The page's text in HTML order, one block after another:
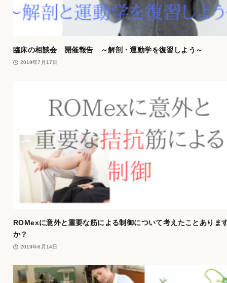
臨床の相談会 開催報告 ～解剖・運動学を復習しよう～
2019年7月17日
ROMexに意外と重要な筋による制御について考えたことありま
か？
2019年6月14日